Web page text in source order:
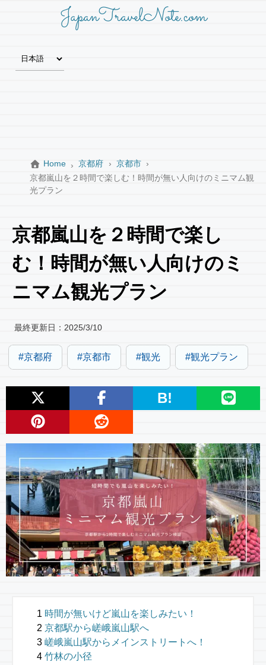
JapanTravelNote.com
Home 京都府
京都市
京都嵐山を２時間で楽しむ！時間が無い人向けのミニマム観
光プラン
京都嵐山を２時間で楽し
む！時間が無い人向けのミ
ニマム観光プラン
最終更新日： 2025/3/10
京都府 京都市 観光 観光プラン
B!
時間が無いけど嵐山を楽しみたい！
京都駅から嵯峨嵐山駅へ
嵯峨嵐山駅からメインストリートへ！
竹林の小径